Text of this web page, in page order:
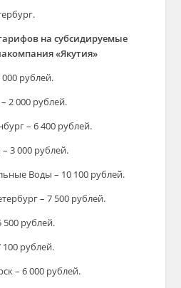
на субсидируемые
«Якутия»
рублей.
2 000 рублей.
– 6 400 рублей.
3 000 рублей.
Воды – 10 100 рублей.
– 7 500 рублей.
500 рублей.
рублей.
– 6 000 рублей.